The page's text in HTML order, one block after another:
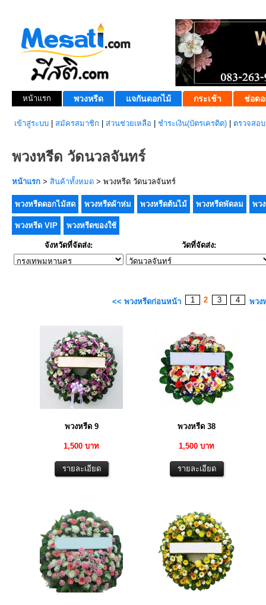
หน้าแรก พวงหรีด แจกันดอกไม้ กระเช้า ช่อดอ
เข้าสู่ระบบ สมัครสมาชิก ส่วนช่วยเหลือ ชำระเงิน(บัตรเครดิต) ตรวจสอ
พวงหรีด วัดนวลจันทร์
หน้าแรก > สินค้าทั้งหมด > พวงหรีด วัดนวลจันทร์
พวงหรีดดอกไม้สด พวงหรีดผ้าห่ม พวงหรีดต้นไม้ พวงหรีดพัดลม พว
พวงหรีด VIP พวงหรีดของใช้
จังหวัดที่จัดส่ง: วัดที่จัดส่ง:
<< พวงหรีดก่อนหน้า 1 2 3 4 พวง
พวงหรีด 9
1,500 บาท
พวงหรีด 38
1,500 บาท